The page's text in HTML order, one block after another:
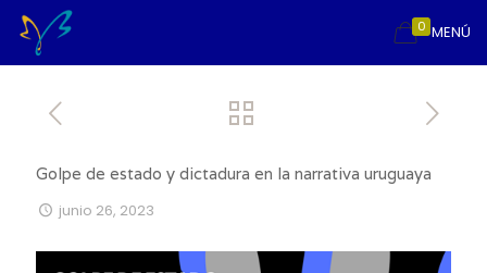
MENÚ
0
Golpe de estado y dictadura en la narrativa uruguaya
junio 26, 2023